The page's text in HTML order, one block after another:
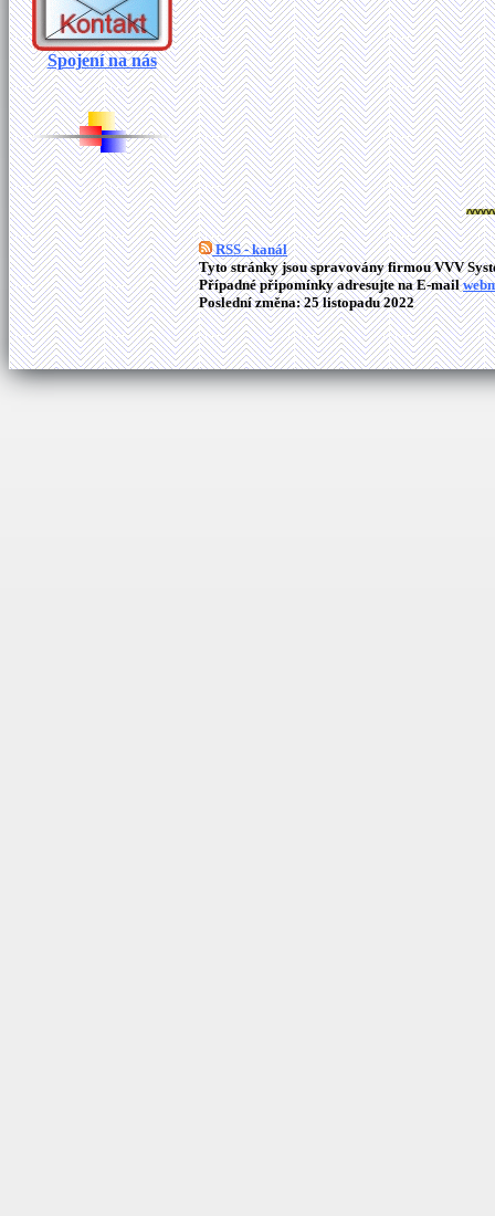
Spojení na nás
RSS - kanál
Tyto stránky jsou spravovány firmou VVV
Případné připomínky adresujte na E-mail
Poslední změna: 25 listopadu 2022